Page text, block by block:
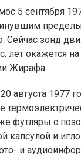
5 сентября
Сейчас зонд
окажется на
Жирафа.
августа 1977
футляры с
капсулой и
и